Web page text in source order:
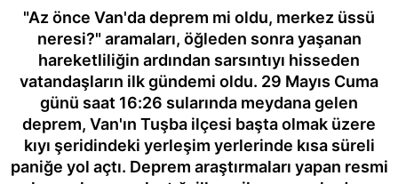
"Az önce Van'da deprem mi oldu, merkez üssü
neresi?" aramaları, öğleden sonra yaşanan
hareketliliğin ardından sarsıntıyı hisseden
vatandaşların ilk gündemi oldu. 29 Mayıs Cuma
günü saat 16:26 sularında meydana gelen
deprem, Van'ın Tuşba ilçesi başta olmak üzere
kıyı şeridindeki yerleşim yerlerinde kısa süreli
paniğe yol açtı. Deprem araştırmaları yapan resmi